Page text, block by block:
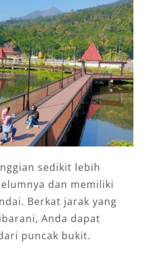
sedikit lebih
dan memiliki
Berkat jarak yang
Anda dapat
puncak bukit.